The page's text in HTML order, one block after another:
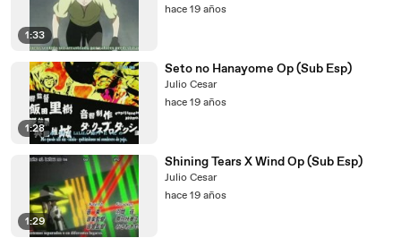
1:33
hace 19 años
1:28
Seto no Hanayome Op (Sub Esp)
Julio Cesar
hace 19 años
1:29
Shining Tears X Wind Op (Sub Esp)
Julio Cesar
hace 19 años